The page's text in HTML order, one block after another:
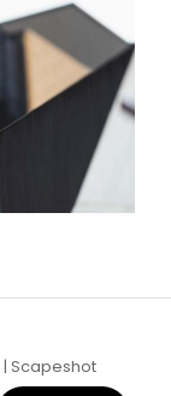
| Scapeshot